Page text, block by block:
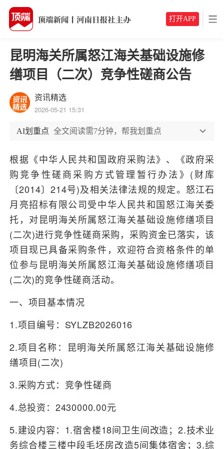
打开APP
昆明海关所属怒江海关基础设施修
缮项目（二次）竞争性磋商公告
资讯精选
2026-05-21 15:31
AI划重点 全文阅读需7分钟，帮我划重点
根据《中华人民共和国政府采购法》、《政府采
购竞争性磋商采购方式管理暂行办法》(财库
〔2014〕214号)及相关法律法规的规定。怒江石
月亮招标有限公司受中华人民共和国怒江海关委
托，对昆明海关所属怒江海关基础设施修缮项目
(二次)进行竞争性磋商采购，采购资金已落实，该
项目现已具备采购条件，欢迎符合资格条件的单
位参与昆明海关所属怒江海关基础设施修缮项目
(二次)的竞争性磋商活动。
一、项目基本情况
1.项目编号：SYLZB2026016
2.项目名称：昆明海关所属怒江海关基础设施修
缮项目(二次)
3.采购方式：竞争性磋商
4.总投资：2430000.00元
5.建设内容：1.宿舍楼18间卫生间改造；2.技术业
务综合楼三楼中段毛坯房改造5间集体宿舍；3.综